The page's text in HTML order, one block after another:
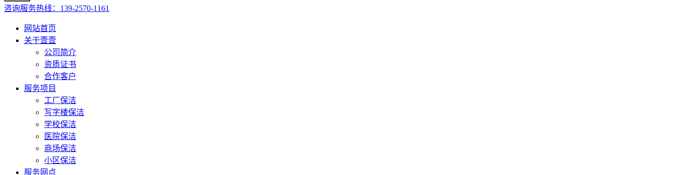
咨询服务热线：139-2570-1161
网站首页
关于壹壹
公司简介
资质证书
合作客户
服务项目
工厂保洁
写字楼保洁
学校保洁
医院保洁
商场保洁
小区保洁
服务网点